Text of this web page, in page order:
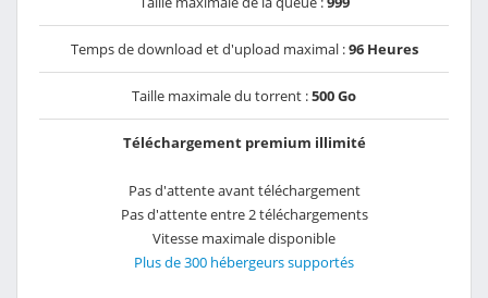
Temps de download et d'upload maximal :96 Heures
Taille maximale du torrent :500 Go
Téléchargement premium illimité
Pas d'attente avant téléchargement
Pas d'attente entre 2 téléchargements
Vitesse maximale disponible
Plus de 300 hébergeurs supportés